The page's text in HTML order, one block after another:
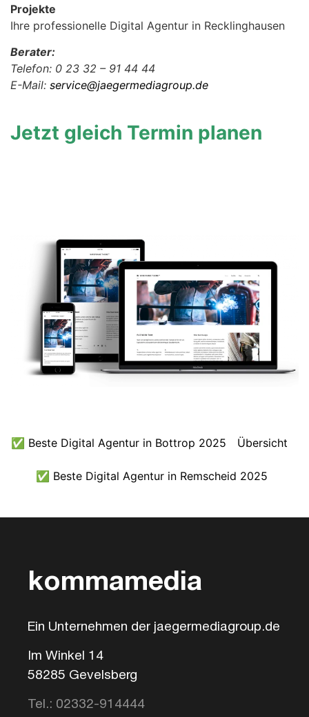
Projekte
Ihre professionelle Digital Agentur in Recklinghausen
Berater:
Telefon: 0 23 32 – 91 44 44
E-Mail: service@jaegermediagroup.de
Jetzt gleich Termin planen
✅ Beste Digital Agentur in Bottrop 2025 Übersicht
✅ Beste Digital Agentur in Remscheid 2025
kommamedia
Ein Unternehmen der jaegermediagroup.de
Im Winkel 14
58285 Gevelsberg
Tel.: 02332-914444